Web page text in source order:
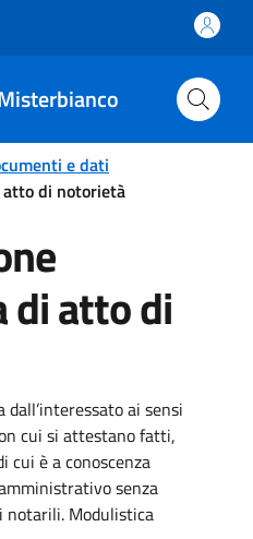
e dati
di notorietà
atto di
ai sensi
cui si attestano fatti,
cui è a conoscenza
senza
notarili. Modulistica